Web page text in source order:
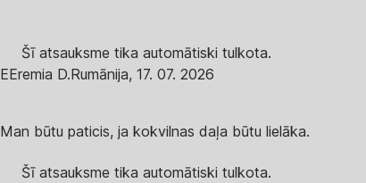
Šī atsauksme tika automātiski tulkota.
EEremia D.Rumānija, 17. 07. 2026
Man būtu paticis, ja kokvilnas daļa būtu lielāka.
Šī atsauksme tika automātiski tulkota.